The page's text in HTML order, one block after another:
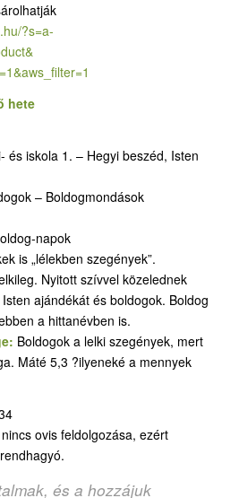
?s=a-
filter=1
hete
és iskola 1. – Hegyi beszéd, Isten
– Boldogmondások
napok
is „lélekben szegények”.
Nyitott szívvel közelednek
ajándékát és boldogok. Boldog
a hittanévben is.
Boldogok a lelki szegények, mert
Máté 5,3 ?ilyeneké a mennyek
ovis feldolgozása, ezért
és a hozzájuk